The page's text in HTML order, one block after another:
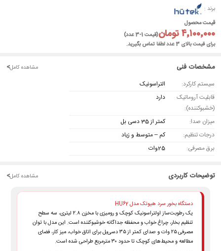
برند
قیمت محصول
۴٬۱۰۰٬۰۰۰ تومان
(قیمت 1-3 عدد)
برای قیمت بالای 3 عدد لطفا تماس بگیرید.
مشخصات فنی مشاهده کامل<
سیستم کارکرد:
التراسونیک
قابلیت آروماتیک
(خشبوکننده):
دارد
میزان صدا:
کمتر از 35 دسی بل
درجات تنظیم:
کم – متوسط و زیاد
برق مصرفی:
25وات
توضیحات کاربردی مشاهده کامل<
دستگاه بخور سرد هیوتک مدل HU62
یک رطوبت‌ساز اولتراسونیک کوچک و رومیزی با مخزن ۲.۸ لیتری، سه سطح
تنظیم بخار، چراغ خواب و محفظه جداگانه خوشبوکننده است. این مدل با توان
مصرفی ۲۵ وات و صدای کمتر از ۳۵ دسی‌بل برای اتاق خواب، میز کار، فضای
مطالعه و محیط‌های کوچک تا حدود ۳۰ مترمربع طراحی شده است.